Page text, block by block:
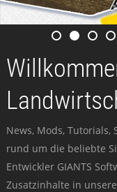
News, Mods,
rund um die beliebte
Entwickler GIANTS
Zusatzinhalte in